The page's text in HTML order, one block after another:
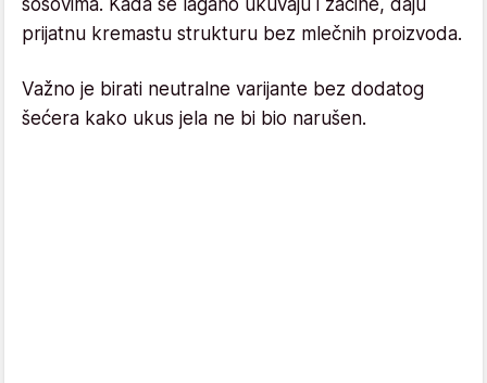
sosovima. Kada se lagano ukuvaju i začine, daju
prijatnu kremastu strukturu bez mlečnih proizvoda.
Važno je birati neutralne varijante bez dodatog
šećera kako ukus jela ne bi bio narušen.